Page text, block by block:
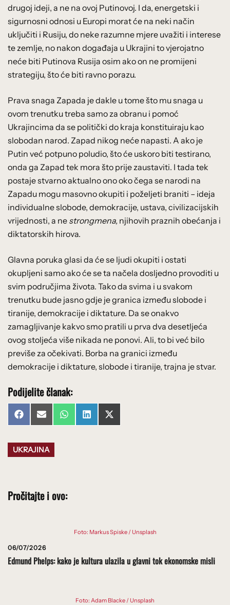
drugoj ideji, a ne na ovoj Putinovoj. I da, energetski i
sigurnosni odnosi u Europi morat će na neki način
uključiti i Rusiju, do neke razumne mjere uvažiti i interese
te zemlje, no nakon događaja u Ukrajini to vjerojatno
neće biti Putinova Rusija osim ako on ne promijeni
strategiju, što će biti ravno porazu.
Prava snaga Zapada je dakle u tome što mu snaga u
ovom trenutku treba samo za obranu i pomoć
Ukrajincima da se politički do kraja konstituiraju kao
slobodan narod. Zapad nikog neće napasti. A ako je
Putin već potpuno poludio, što će uskoro biti testirano,
onda ga Zapad tek mora što prije zaustaviti. I tada tek
postaje stvarno aktualno ono oko čega se narodi na
Zapadu mogu masovno okupiti i poželjeti braniti – ideja
individualne slobode, demokracije, ustava, civilizacijskih
vrijednosti, a ne strongmena, njihovih praznih obećanja i
diktatorskih hirova.
Glavna poruka glasi da će se ljudi okupiti i ostati
okupljeni samo ako će se ta načela dosljedno provoditi u
svim područjima života. Tako da svima i u svakom
trenutku bude jasno gdje je granica između slobode i
tiranije, demokracije i diktature. Da se onakvo
zamagljivanje kakvo smo pratili u prva dva desetljeća
ovog stoljeća više nikada ne ponovi. Ali, to bi već bilo
previše za očekivati. Borba na granici između
demokracije i diktature, slobode i tiranije, trajna je stvar.
Podijelite članak:
Share
on
FacebookShare
on
Email Share
on
WhatsAppShare
on
LinkedInShare
on
X
(Twitter)
UKRAJINA
Pročitajte i ovo:
Foto: Markus Spiske / Unsplash
06/07/2026
Edmund Phelps: kako je kultura ulazila u glavni tok ekonomske misli
Foto: Adam Blacke / Unsplash